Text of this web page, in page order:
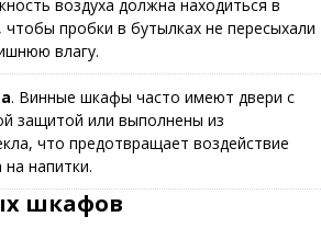
воздуха должна находиться в
чтобы пробки в бутылках не пересыхали
влагу.
. Винные шкафы часто имеют двери с
защитой или выполнены из
что предотвращает воздействие
напитки.
шкафов